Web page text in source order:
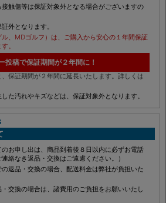
触傷等は保証対象外となる場合がございますの
外となります。
、MDゴルフ）は、ご購入から安心の１年間保証
。
投稿で保証期間が２年間に！
保証期間が２年間に延長いたします。詳しくは
た汚れやキズなどは、保証対象外となります。
お申し出は、商品到着後８日以内に必ずお電話
絡なき返品・交換はご遠慮ください。）
返品・交換の場合、配送料金は弊社が負担いた
交換の場合は、諸費用のご負担をお願いいたし